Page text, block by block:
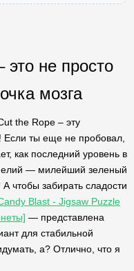
не просто
мозга
the Rope – эту
Если ты еще не пробовал,
как последний уровень в
— милейший зеленый
чтобы забирать сладости
Blast - Jigsaw Puzzle
— представлена
для стабильной
а? Отлично, что я